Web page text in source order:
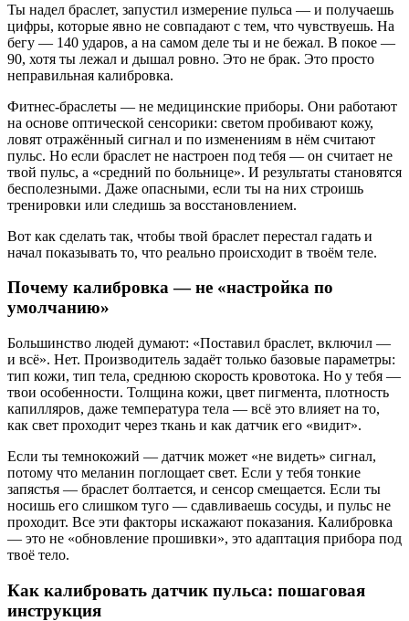
Ты надел браслет, запустил измерение пульса — и получаешь
цифры, которые явно не совпадают с тем, что чувствуешь. На
бегу — 140 ударов, а на самом деле ты и не бежал. В покое —
90, хотя ты лежал и дышал ровно. Это не брак. Это просто
неправильная калибровка.
Фитнес-браслеты — не медицинские приборы. Они работают
на основе оптической сенсорики: светом пробивают кожу,
ловят отражённый сигнал и по изменениям в нём считают
пульс. Но если браслет не настроен под тебя — он считает не
твой пульс, а «средний по больнице». И результаты становятся
бесполезными. Даже опасными, если ты на них строишь
тренировки или следишь за восстановлением.
Вот как сделать так, чтобы твой браслет перестал гадать и
начал показывать то, что реально происходит в твоём теле.
Почему калибровка — не «настройка по
умолчанию»
Большинство людей думают: «Поставил браслет, включил —
и всё». Нет. Производитель задаёт только базовые параметры:
тип кожи, тип тела, среднюю скорость кровотока. Но у тебя —
твои особенности. Толщина кожи, цвет пигмента, плотность
капилляров, даже температура тела — всё это влияет на то,
как свет проходит через ткань и как датчик его «видит».
Если ты темнокожий — датчик может «не видеть» сигнал,
потому что меланин поглощает свет. Если у тебя тонкие
запястья — браслет болтается, и сенсор смещается. Если ты
носишь его слишком туго — сдавливаешь сосуды, и пульс не
проходит. Все эти факторы искажают показания. Калибровка
— это не «обновление прошивки», это адаптация прибора под
твоё тело.
Как калибровать датчик пульса: пошаговая
инструкция